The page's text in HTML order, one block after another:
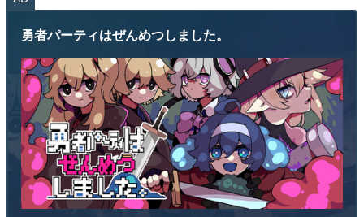
勇者パーティはぜんめつしました。